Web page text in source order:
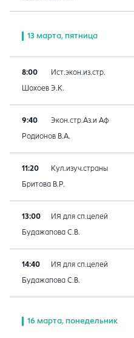
13 марта, пятница
8:00 Ист.экон.из.стр.
Шохоев Э.К.
9:40 Экон.стр.Аз.и Аф
Родионов В.А.
11:20 Кул.изуч.страны
Бритова В.Р.
13:00 ИЯ для сп.целей
Будажапова С.В.
14:40 ИЯ для сп.целей
Будажапова С.В.
16 марта, понедельник